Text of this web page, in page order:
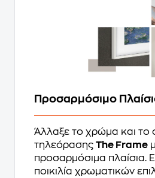
Προσαρμόσιμο
Άλλαξε το χρώμα και το
τηλεόρασης The Frame
προσαρμόσιμα πλαίσια.
ποικιλία χρωματικών